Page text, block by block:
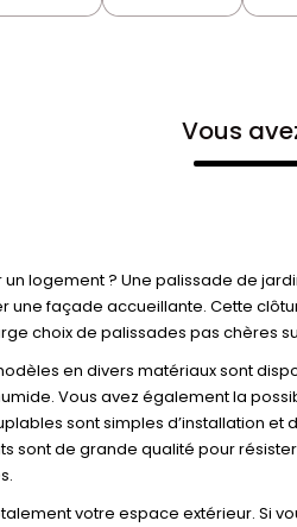
Vous
logement ? Une palissade de
une façade accueillante. Cette
choix de palissades pas chères
en divers matériaux sont
Vous avez également la
sont simples d’installation
sont de grande qualité pour
votre espace extérieur. Si